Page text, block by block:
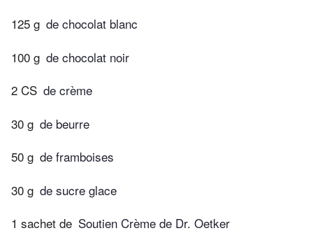
125 g de chocolat blanc
100 g de chocolat noir
2 CS de crème
30 g de beurre
50 g de framboises
30 g de sucre glace
1 sachet de Soutien Crème de Dr. Oetker